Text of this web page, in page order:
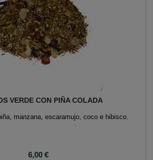
VERDE CON PIÑA COLADA
manzana, escaramujo, coco e hibisco.
Precio
6,00 €